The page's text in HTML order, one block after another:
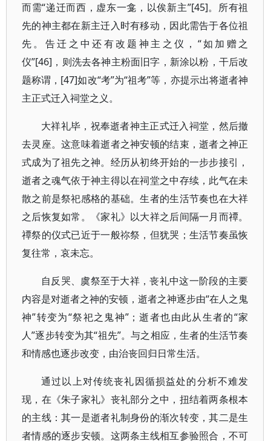
而需“递迁而西，虚东一龛，以俟新主”[45]。所有祖
先的神主都在新主迁入时有移动，因此需告于各位祖
先。告迁之中还有改题神主之仪，“如加赠之
仪”[46]，则洗去各神主粉面旧字，新涂以粉，干后改
题称谓，[47]如改“考”为“祖考”等，亦提示出将逝者神
主正式迁入祠堂之义。
大祥礼毕，祝奉逝者神主正式迁入祠堂，然后撤
去灵座。这意味着逝者之神安顿的结束，逝者之神正
式成为了祖先之神。经历从初终开始的一步步接引，
逝者之魂气依于神主得以在祠堂之中存续，此气在未
散之前是祭祀感格的基础。生者的生活节奏也在大祥
之后恢复如常。《家礼》以大祥之后间隔一月而禫。
禫祭的仪式已近于一般祢祭，但犹哭；生活节奏虽恢
复往常，哀未忘。
自反哭、虞祭至于大祥，丧礼中这一阶段的主要
内容是对逝者之神的安顿，逝者之神逐步由“在人之鬼
神”转变为“祭祀之鬼神”；逝者也由此从生者的“家
人”逐步转变为其“祖先”。与之相应，生者的生活节奏
和情感也逐步改变，由治丧回归日常生活。
通过以上对传统丧礼因循损益处的分析不难发
现，在《朱子家礼》丧礼部分之中，扭结着两条根本
的主线：其一是逝者礼制身份的渐次转变，其二是生
者情感的逐步安顿。这两条主线相互参验照合，不可